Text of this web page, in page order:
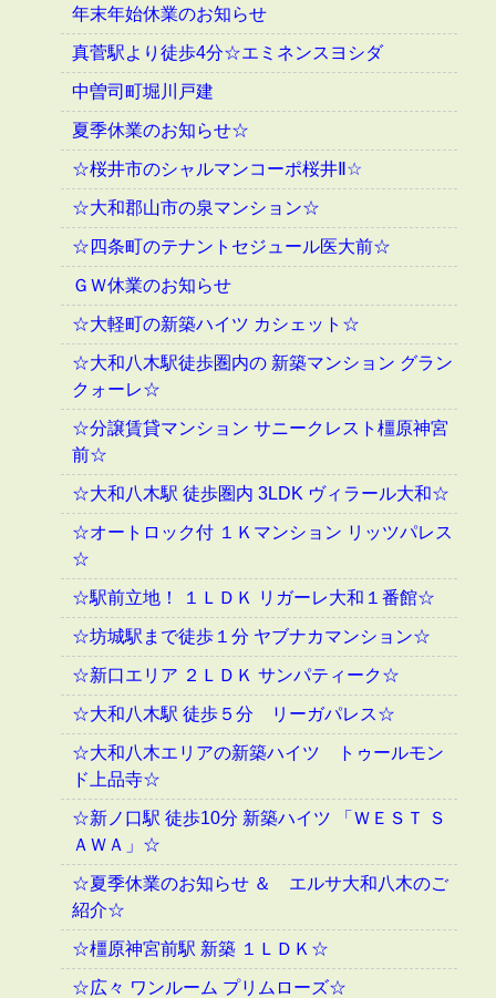
年末年始休業のお知らせ
真菅駅より徒歩4分☆エミネンスヨシダ
中曽司町堀川戸建
夏季休業のお知らせ☆
☆桜井市のシャルマンコーポ桜井Ⅱ☆
☆大和郡山市の泉マンション☆
☆四条町のテナントセジュール医大前☆
ＧＷ休業のお知らせ
☆大軽町の新築ハイツ カシェット☆
☆大和八木駅徒歩圏内の 新築マンション グラン
クォーレ☆
☆分譲賃貸マンション サニークレスト橿原神宮
前☆
☆大和八木駅 徒歩圏内 3LDK ヴィラール大和☆
☆オートロック付 １Ｋマンション リッツパレス
☆
☆駅前立地！ １ＬＤＫ リガーレ大和１番館☆
☆坊城駅まで徒歩１分 ヤブナカマンション☆
☆新口エリア ２ＬＤＫ サンパティーク☆
☆大和八木駅 徒歩５分 リーガパレス☆
☆大和八木エリアの新築ハイツ トゥールモン
ド上品寺☆
☆新ノ口駅 徒歩10分 新築ハイツ 「ＷＥＳＴ Ｓ
ＡＷＡ」☆
☆夏季休業のお知らせ ＆ エルサ大和八木のご
紹介☆
☆橿原神宮前駅 新築 １ＬＤＫ☆
☆広々 ワンルーム プリムローズ☆